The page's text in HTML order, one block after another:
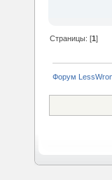
Страницы: [1]
Форум